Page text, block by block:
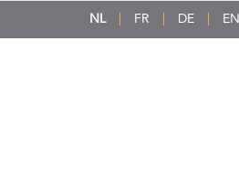
NL FR DE EN